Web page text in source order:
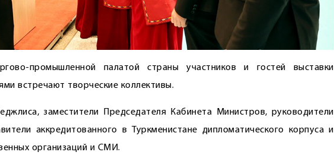
промышленной палатой страны участников и гостей выставки
встречают творческие коллективы.
заместители Председателя Кабинета Министров, руководители
аккредитованного в Туркменистане дипломатического корпуса и
организаций и СМИ.